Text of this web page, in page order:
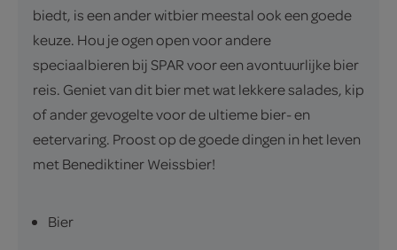
biedt, is een ander witbier meestal ook een goede
keuze. Hou je ogen open voor andere
speciaalbieren bij SPAR voor een avontuurlijke bier
reis. Geniet van dit bier met wat lekkere salades, kip
of ander gevogelte voor de ultieme bier- en
eetervaring. Proost op de goede dingen in het leven
met Benediktiner Weissbier!
Bier